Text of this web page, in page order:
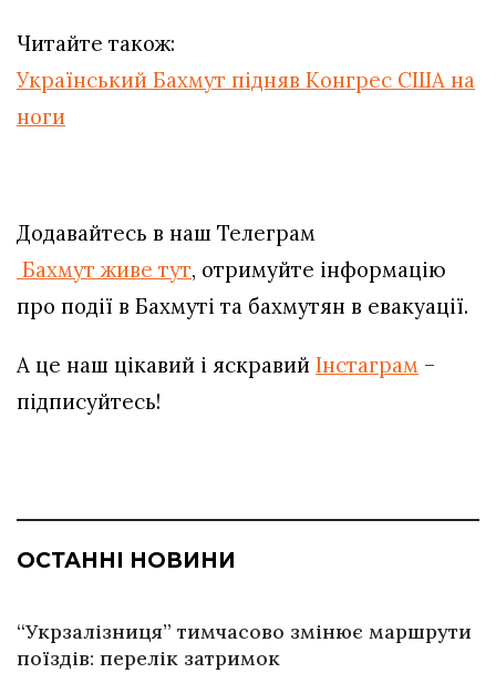
Читайте також:
Український Бахмут підняв Конгрес США на
ноги
Додавайтесь в наш Телеграм
Бахмут живе тут, отримуйте інформацію
про події в Бахмуті та бахмутян в евакуації.
А це наш цікавий і яскравий Інстаграм –
підписуйтесь!
ОСТАННІ НОВИНИ
“Укрзалізниця” тимчасово змінює маршрути
поїздів: перелік затримок